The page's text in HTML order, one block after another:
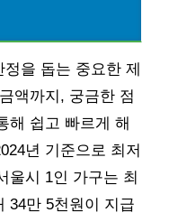
을 돕는 중요한 제
액까지, 궁금한 점
해 쉽고 빠르게 해
년 기준으로 최저
울시 1인 가구는 최
34만 5천원이 지급